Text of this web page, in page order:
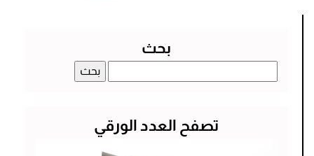
بحث
عن:
تصفح العدد الورقي